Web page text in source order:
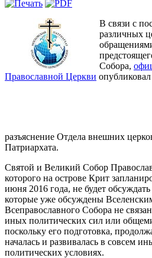
В связи с
различных
Собора,
Православной Церкви
разъяснение Отдела внешних
Патриархата.
Святой и Великий Собор
которого на острове Крит
июня 2016 года, не будет
которые уже обсуждены
Всеправославного Собора не
иных политических сил или
поскольку его подготовка,
началась и развивалась в совсем
политических условиях.